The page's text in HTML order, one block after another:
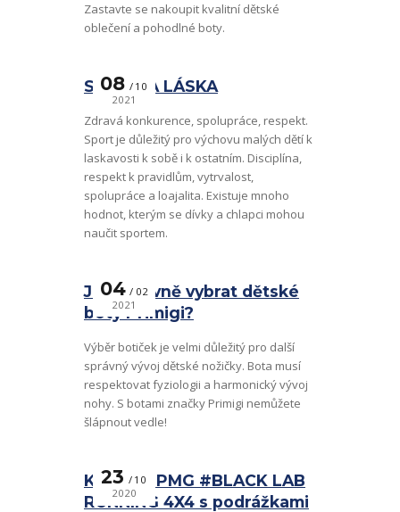
Zastavte se nakoupit kvalitní dětské
oblečení a pohodlné boty.
SPORT A LÁSKA
08
10
2021
Zdravá konkurence, spolupráce, respekt.
Sport je důležitý pro výchovu malých dětí k
laskavosti k sobě i k ostatním. Disciplína,
respekt k pravidlům, vytrvalost,
spolupráce a loajalita. Existuje mnoho
hodnot, kterým se dívky a chlapci mohou
naučit sportem.
Jak správně vybrat dětské
boty Primigi?
04
02
2021
Výběr botiček je velmi důležitý pro další
správný vývoj dětské nožičky. Bota musí
respektovat fyziologii a harmonický vývoj
nohy. S botami značky Primigi nemůžete
šlápnout vedle!
Kolekce PMG #BLACK LAB
RUNNING 4X4 s podrážkami
23
10
2020